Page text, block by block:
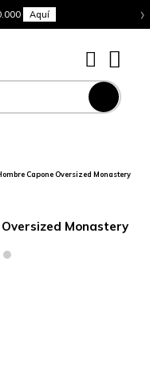
Aquí ›
Capone Oversized Monastery
Monastery